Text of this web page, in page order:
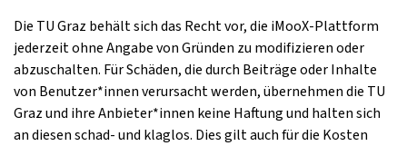
Die TU Graz behält sich das Recht vor, die iMooX-Plattform
jederzeit ohne Angabe von Gründen zu modifizieren oder
abzuschalten. Für Schäden, die durch Beiträge oder Inhalte
von Benutzer*innen verursacht werden, übernehmen die TU
Graz und ihre Anbieter*innen keine Haftung und halten sich
an diesen schad- und klaglos. Dies gilt auch für die Kosten